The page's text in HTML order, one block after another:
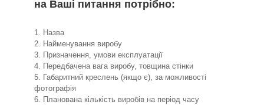
на Ваші питання потрібно:
1. Назва
2. Найменування виробу
3. Призначення, умови експлуатації
4. Передбачена вага виробу, товщина стінки
5. Габаритний креслень (якщо є), за можливості
фотографія
6. Планована кількість виробів на період часу